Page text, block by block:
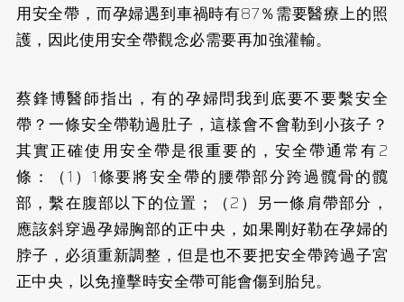
用安全帶，而孕婦遇到車禍時有87％需要醫療上的照
護，因此使用安全帶觀念必需要再加強灌輸。
蔡鋒博醫師指出，有的孕婦問我到底要不要繫安全
帶？一條安全帶勒過肚子，這樣會不會勒到小孩子？
其實正確使用安全帶是很重要的，安全帶通常有2
條：（1）1條要將安全帶的腰帶部分跨過髖骨的髖
部，繫在腹部以下的位置；（2）另一條肩帶部分，
應該斜穿過孕婦胸部的正中央，如果剛好勒在孕婦的
脖子，必須重新調整，但是也不要把安全帶跨過子宮
正中央，以免撞擊時安全帶可能會傷到胎兒。